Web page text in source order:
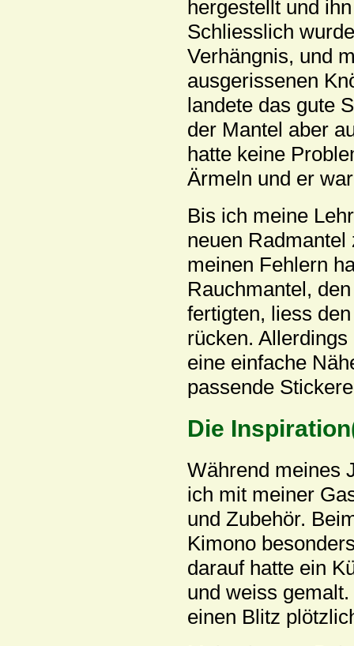
hergestellt und
Schliesslich
Verhängnis, und
ausgerissenen
landete das gute
der Mantel aber
hatte keine
Ärmeln und er
Bis ich meine
neuen
meinen Fehlern
Rauchmantel,
fertigten, liess
rücken.
eine einfache
passende
Die
Während meines
ich mit meiner
und Zubehör.
Kimono
darauf hatte ein
und weiss
einen Blitz